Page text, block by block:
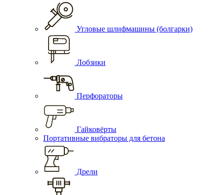
Угловые шлифмашины (болгарки)
Лобзики
Перфораторы
Гайковёрты
Портативные вибраторы для бетона
Дрели